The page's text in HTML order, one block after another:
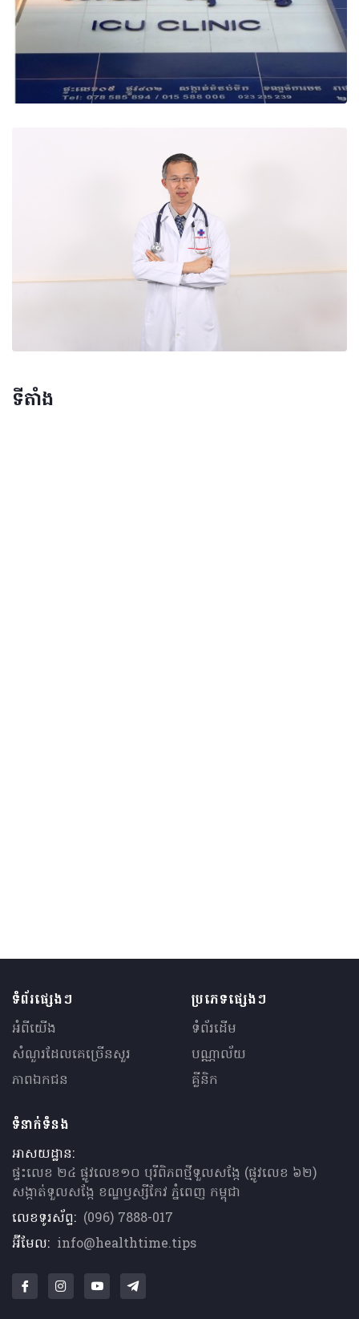
ទីតាំង
ទំព័រផ្សេងៗ
អំពីយើង
សំណួរ​ដែលគេ​ច្រើន​សួរ
ភាពឯកជន
ប្រភេទផ្សេងៗ
ទំព័រដើម
បណ្ណាល័យ
គ្លីនិក
ទំនាក់ទំនង
អាសយដ្ឋាន:
ផ្ទះលេខ ២៤ ផ្លូវលេខ១០ បុរីពិភពថ្មីទួលសង្កែ (ផ្លូវលេខ ៦២)
សង្កាត់ទួលសង្កែ ខណ្ឌឫស្សីកែវ ភ្នំពេញ កម្ពុជា
លេខទូរស័ព្ទ: (096) 7888-017
អ៊ីមែល: info@healthtime.tips